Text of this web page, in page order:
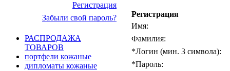
Регистрация
Забыли свой пароль?
РАСПРОДАЖА
ТОВАРОВ
портфели кожаные
дипломаты кожаные
Регистрация
Имя:
Фамилия:
*Логин (мин. 3 символа):
*Пароль: